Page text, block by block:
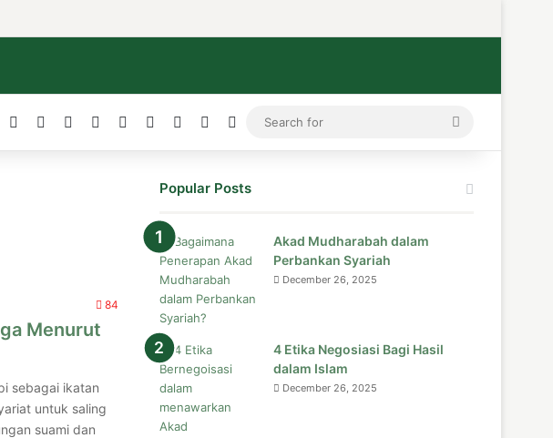
Facebook LinkedInYouTubeWordPress
InstagramMediumTelegram
TikTokWhatsApp
Search
for
84
Menurut
sebagai ikatan
untuk saling
suami dan
Popular Posts
Akad Mudharabah dalam
Perbankan Syariah
December 26, 2025
4 Etika Negosiasi Bagi Hasil
dalam Islam
December 26, 2025